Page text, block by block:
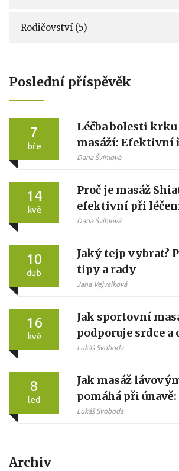
Rodičovství (5)
Poslední příspěvěk
7
bře
Léčba bolesti
masáží: Efektivní
každodenní úlevu
Dana Švihlová
14
kvě
Proč je masáž
efektivní při
Vysvětlení
Dana Švihlová
10
dub
Jaký tejp vybrat?
tipy a rady
Jana Vejvalková
16
kvě
Jak sportovní
podporuje srdce a
Mechanismy,
Lukáš Svoboda
8
led
Jak masáž
pomáhá při
cesta k odpočinku
Lukáš Svoboda
Archiv